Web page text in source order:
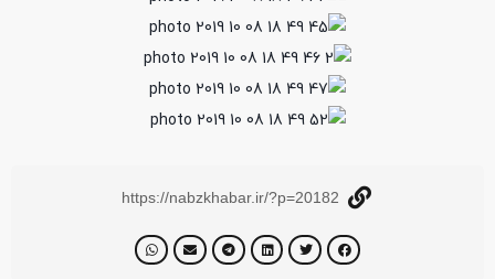
https://nabzkhabar.ir/?p=20182